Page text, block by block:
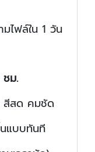
ไฟล์ใน 1 วัน
ชม.
สด คมชัด
แบบทันที